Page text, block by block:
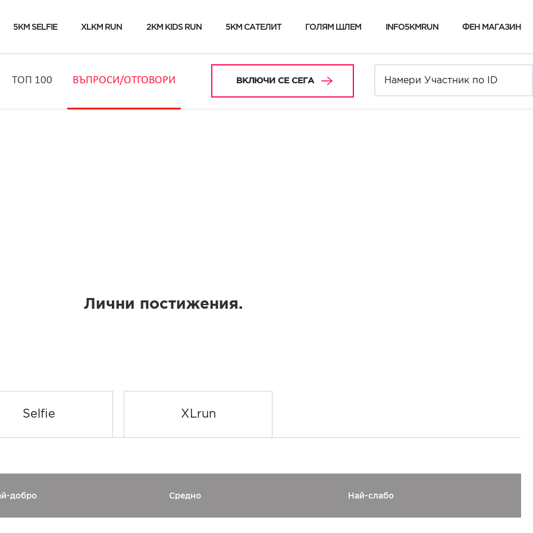
5KM SELFIE XLKM RUN 2KM KIDS RUN 5KM САТЕЛИТ ГОЛЯМ ШЛЕМ INFO5KMRUN ФЕН МАГАЗИН
ТОП 100 ВЪПРОСИ/ОТГОВОРИ ВКЛЮЧИ СЕ СЕГА
Лични постижения.
Selfie XLrun
добро Средно Най-слабо